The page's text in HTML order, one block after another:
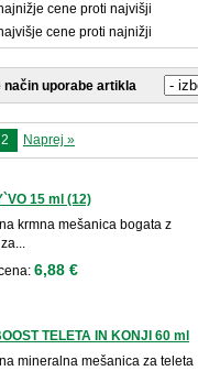
cene proti najvišji
cene proti najnižji
način uporabe artikla
2 Naprej »
15 ml (12)
krmna mešanica bogata z
6,88 €
TELETA IN KONJI 60 ml
mineralna mešanica za teleta